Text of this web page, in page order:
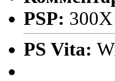
PSP: 300X
PS Vita: